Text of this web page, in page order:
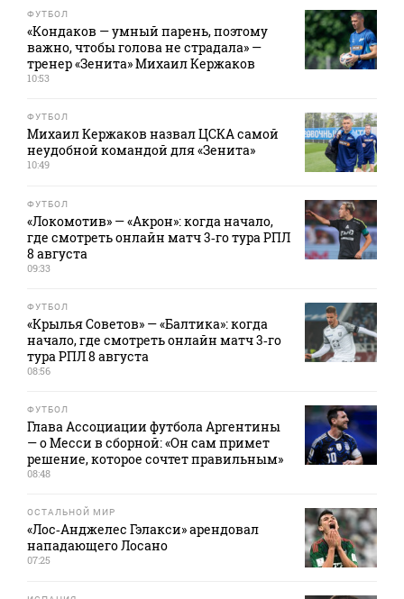
ФУТБОЛ
«Кондаков — умный парень, поэтому
важно, чтобы голова не страдала» —
тренер «Зенита» Михаил Кержаков
10:53
ФУТБОЛ
Михаил Кержаков назвал ЦСКА самой
неудобной командой для «Зенита»
10:49
ФУТБОЛ
«Локомотив» — «Акрон»: когда начало,
где смотреть онлайн матч 3‑го тура РПЛ
8 августа
09:33
ФУТБОЛ
«Крылья Советов» — «Балтика»: когда
начало, где смотреть онлайн матч 3‑го
тура РПЛ 8 августа
08:56
ФУТБОЛ
Глава Ассоциации футбола Аргентины
— о Месси в сборной: «Он сам примет
решение, которое сочтет правильным»
08:48
ОСТАЛЬНОЙ МИР
«Лос‑Анджелес Гэлакси» арендовал
нападающего Лосано
07:25